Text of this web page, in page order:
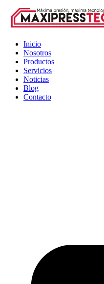
Inicio
Nosotros
Productos
Servicios
Noticias
Blog
Contacto